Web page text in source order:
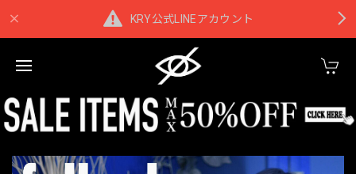
KRY公式LINEアカウント